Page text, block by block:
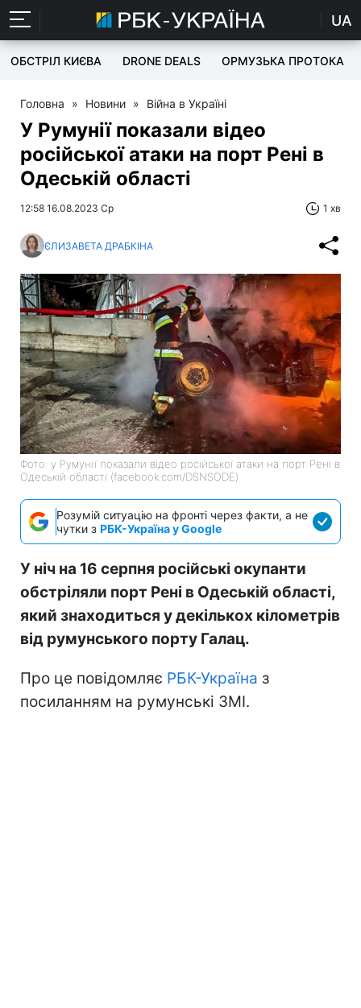
UA
ОБСТРІЛ КИЄВА DRONE DEALS ОРМУЗЬКА ПРОТОКА
Головна » Новини » Війна в Україні
У Румунії показали відео
російської атаки на порт Рені в
Одеській області
12:58 16.08.2023 Ср 1 хв
ЄЛИЗАВЕТА ДРАБКІНА
Фото: у Румунії показали відео російської атаки на порт Рені в
Одеській області (facebook.com/DSNSODE)
Розумій ситуацію на фронті через факти, а не
чутки з РБК-Україна у Google
У ніч на 16 серпня російські окупанти
обстріляли порт Рені в Одеській області,
який знаходиться у декількох кілометрів
від румунського порту Галац.
Про це повідомляє РБК-Україна з
посиланням на румунські ЗМІ.